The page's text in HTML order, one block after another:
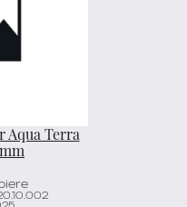
Aqua Terra